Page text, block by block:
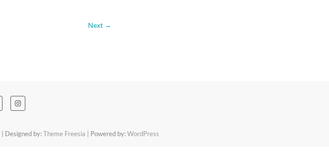
Next →
| Designed by:Theme Freesia | Powered by:WordPress